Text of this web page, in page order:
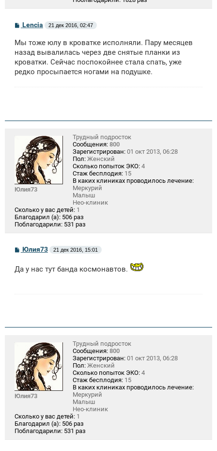
С
о
б
щ
н
и
Lencia 21 дек 2016, 02:47
Мы тоже юлу в кроватке исполняли. Пару месяцев
назад вывалилась через две снятые планки из
кроватки. Сейчас поспокойнее стала спать, уже
редко просыпается ногами на подушке.
Юлия73
Трудный подросток
Сообщения: 800
Зарегистрирован: 01 окт 2013, 06:28
Пол: Женский
Сколько попыток ЭКО: 4
Стаж бесплодия: 15
В каких клиниках проводилось лечение:
Меркурий
Малыш
Нео-клиник
Сколько у вас детей: 1
Благодарил (а): 506 раз
Поблагодарили: 531 раз
С
о
б
Юлия73 21 дек 2016, 15:01
Да у нас тут банда космонавтов.
Юлия73
Трудный подросток
Сообщения: 800
Зарегистрирован: 01 окт 2013, 06:28
Пол: Женский
Сколько попыток ЭКО: 4
Стаж бесплодия: 15
В каких клиниках проводилось лечение:
Меркурий
Малыш
Нео-клиник
Сколько у вас детей: 1
Благодарил (а): 506 раз
Поблагодарили: 531 раз